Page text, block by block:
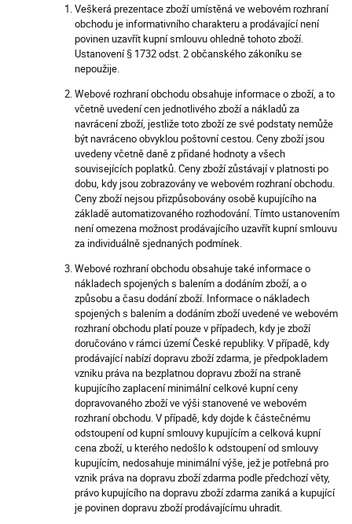
Veškerá prezentace zboží umístěná ve webovém rozhraní
obchodu je informativního charakteru a prodávající není
povinen uzavřít kupní smlouvu ohledně tohoto zboží.
Ustanovení § 1732 odst. 2 občanského zákoníku se
nepoužije.
Webové rozhraní obchodu obsahuje informace o zboží, a to
včetně uvedení cen jednotlivého zboží a nákladů za
navrácení zboží, jestliže toto zboží ze své podstaty nemůže
být navráceno obvyklou poštovní cestou. Ceny zboží jsou
uvedeny včetně daně z přidané hodnoty a všech
souvisejících poplatků. Ceny zboží zůstávají v platnosti po
dobu, kdy jsou zobrazovány ve webovém rozhraní obchodu.
Ceny zboží nejsou přizpůsobovány osobě kupujícího na
základě automatizovaného rozhodování. Tímto ustanovením
není omezena možnost prodávajícího uzavřít kupní smlouvu
za individuálně sjednaných podmínek.
Webové rozhraní obchodu obsahuje také informace o
nákladech spojených s balením a dodáním zboží, a o
způsobu a času dodání zboží. Informace o nákladech
spojených s balením a dodáním zboží uvedené ve webovém
rozhraní obchodu platí pouze v případech, kdy je zboží
doručováno v rámci území České republiky. V případě, kdy
prodávající nabízí dopravu zboží zdarma, je předpokladem
vzniku práva na bezplatnou dopravu zboží na straně
kupujícího zaplacení minimální celkové kupní ceny
dopravovaného zboží ve výši stanovené ve webovém
rozhraní obchodu. V případě, kdy dojde k částečnému
odstoupení od kupní smlouvy kupujícím a celková kupní
cena zboží, u kterého nedošlo k odstoupení od smlouvy
kupujícím, nedosahuje minimální výše, jež je potřebná pro
vznik práva na dopravu zboží zdarma podle předchozí věty,
právo kupujícího na dopravu zboží zdarma zaniká a kupující
je povinen dopravu zboží prodávajícímu uhradit.